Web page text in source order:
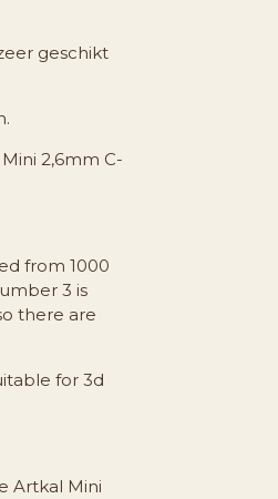
geschikt
2,6mm C-
from 1000
3 is
there are
for 3d
Artkal Mini